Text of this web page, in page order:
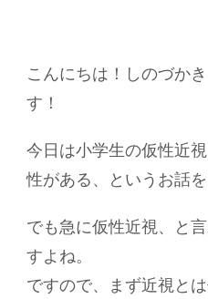
の
視
つ
て
こんにちは！しのづか
す！
今日は小学生の仮性近
性がある、というお話を
でも急に仮性近視、と
すよね。
ですので、まず近視と